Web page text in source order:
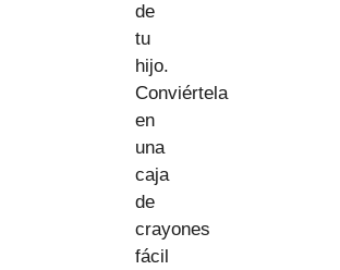
de
tu
hijo.
Conviértela
en
una
caja
de
crayones
fácil